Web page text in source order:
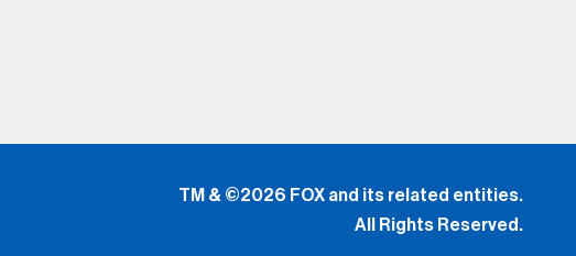
TM & ©2026 FOX and its related entities.
All Rights Reserved.